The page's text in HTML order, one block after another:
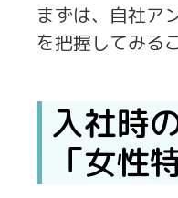
まずは、自社ア
を把握してみる
入社時
「女性